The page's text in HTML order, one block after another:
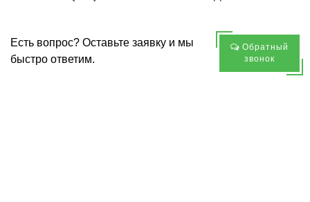
Есть вопрос? Оставьте заявку и мы
быстро ответим.
Обратный
звонок